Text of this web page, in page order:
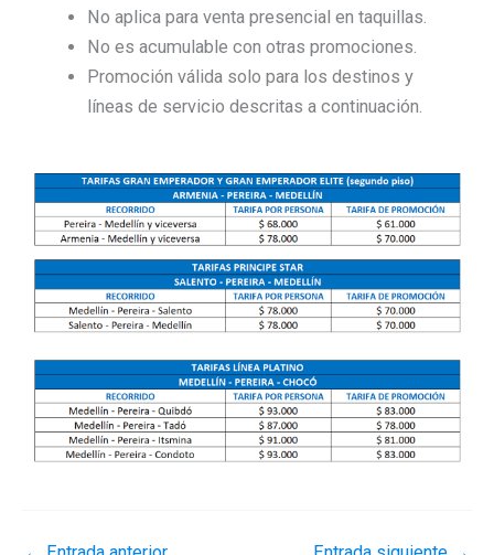
No aplica para venta presencial en taquillas.
No es acumulable con otras promociones.
Promoción válida solo para los destinos y
líneas de servicio descritas a continuación.